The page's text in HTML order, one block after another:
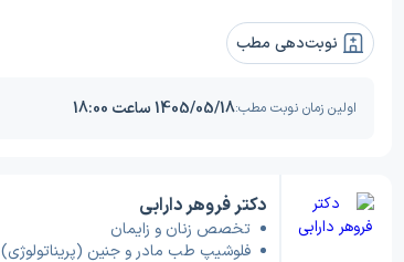
نوبت‌دهی مطب
اولین زمان نوبت مطب:1405/05/18 ساعت 18:00
دکتر فروهر دارابی
تخصص زنان و زایمان
فلوشیپ طب مادر و جنین (پریناتولوژی)